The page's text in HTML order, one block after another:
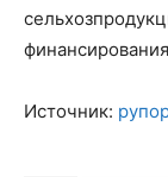
Источник: